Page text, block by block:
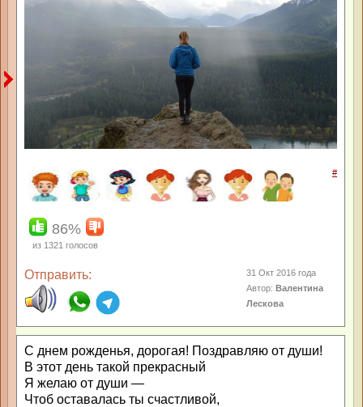
#
86%
из 1321 голосов
Отправить:
31 Окт 2016 года
Автор:Валентина
Лескова
С днем рожденья, дорогая! Поздравляю от души!
В этот день такой прекрасный
Я желаю от души —
Чтоб оставалась ты счастливой,